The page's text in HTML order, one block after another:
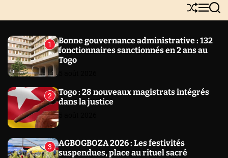
W
S
S
h
l
e
M
e
u
S
e
r
c
1
Bonne gouvernance administrative : 132
fonctionnaires sanctionnés en 2 ans au
Togo
2
Togo : 28 nouveaux magistrats intégrés
dans la justice
3
AGBOGBOZA 2026 : Les festivités
suspendues, place au rituel sacré